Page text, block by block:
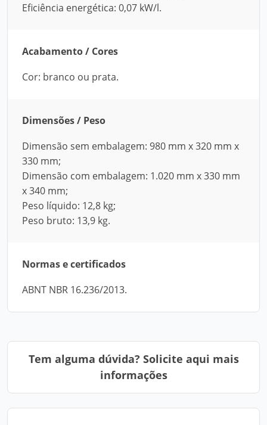
Eficiência energética: 0,07 kW/l.
Acabamento / Cores
Cor: branco ou prata.
Dimensões / Peso
Dimensão sem embalagem: 980 mm x 320 mm x
330 mm;
Dimensão com embalagem: 1.020 mm x 330 mm
x 340 mm;
Peso líquido: 12,8 kg;
Peso bruto: 13,9 kg.
Normas e certificados
ABNT NBR 16.236/2013.
Tem alguma dúvida? Solicite aqui mais
informações